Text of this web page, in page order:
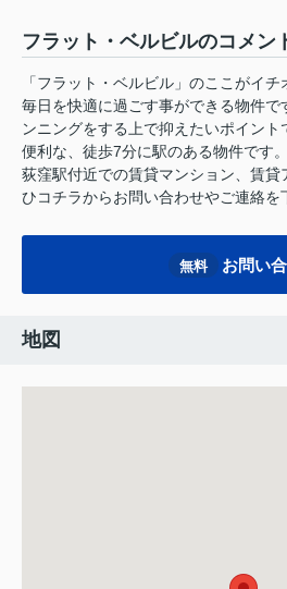
フラット・ベルビルのコメン
「フラット・ベルビル」のここがイ
毎日を快適に過ごす事ができる物件で
ンニングをする上で抑えたいポイン
便利な、徒歩7分に駅のある物件です
荻窪駅付近での賃貸マンション、賃
ひコチラからお問い合わせやご連絡を
無料 お問い
地図